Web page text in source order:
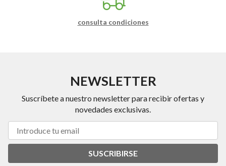
consulta condiciones
NEWSLETTER
Suscríbete a nuestro newsletter para recibir ofertas y
novedades exclusivas.
SUSCRIBIRSE